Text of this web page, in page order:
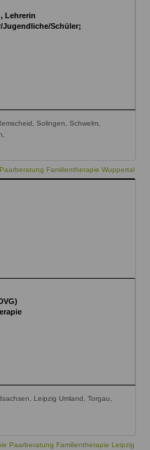
Lehrerin
Schüler;
Solingen, Schwelm,
Familientherapie Wuppertal
Leipzig Umland, Torgau,
Paarberatung Familientherapie Leipzig